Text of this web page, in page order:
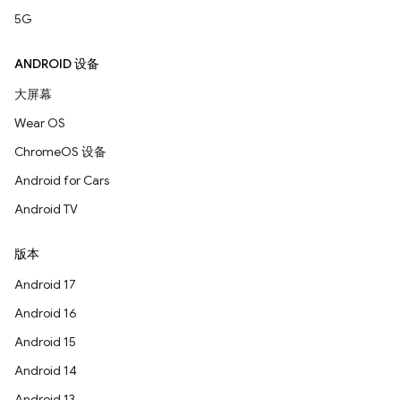
5G
ANDROID 设备
大屏幕
Wear OS
ChromeOS 设备
Android for Cars
Android TV
版本
Android 17
Android 16
Android 15
Android 14